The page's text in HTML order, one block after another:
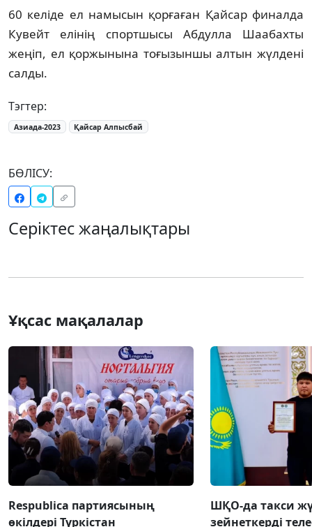
60 келіде ел намысын қорғаған Қайсар финалда
Кувейт елінің спортшысы Абдулла Шаабахты
жеңіп, ел қоржынына тоғызыншы алтын жүлдені
салды.
Тэгтер:
Азиада-2023 Қайсар Алпысбай
БӨЛІСУ:
Серіктес жаңалықтары
Ұқсас мақалалар
Respublica партиясының
өкілдері Түркістан
ШҚО-да такси
зейнеткерді